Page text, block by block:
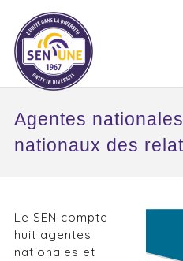
Agentes
nationaux des
Le SEN compte
huit agentes
nationales et